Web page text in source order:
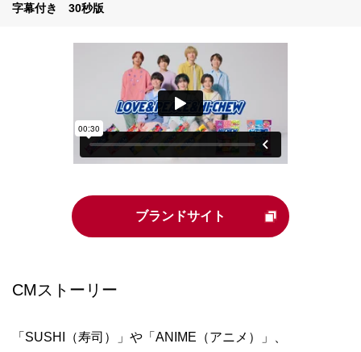
字幕付き 30秒版
ブランドサイト
CMストーリー
「SUSHI（寿司）」や「ANIME（アニメ）」、